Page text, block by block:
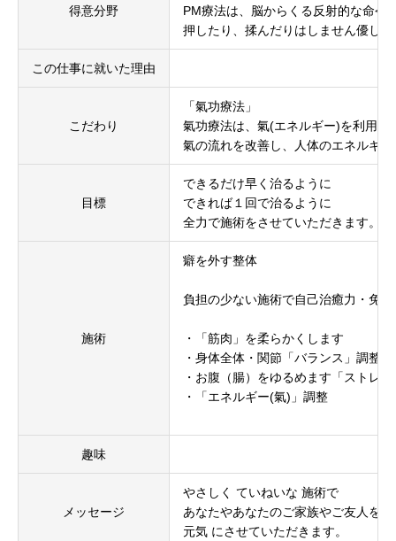
得意分野
PM療法は、脳からくる反射的な命令
押したり、揉んだりはしません優し
この仕事に就いた理由
こだわり
「氣功療法」
氣功療法は、氣(エネルギー)を利用し
氣の流れを改善し、人体のエネルギ
目標
できるだけ早く治るように
できれば１回で治るように
全力で施術をさせていただきます。
施術
癖を外す整体
負担の少ない施術で自己治癒力・免
・「筋肉」を柔らかくします
・身体全体・関節「バランス」調整
・お腹（腸）をゆるめます「ストレス
・「エネルギー(氣)」調整
趣味
メッセージ
やさしく ていねいな 施術で
あなたやあなたのご家族やご友人を
元気 にさせていただきます。